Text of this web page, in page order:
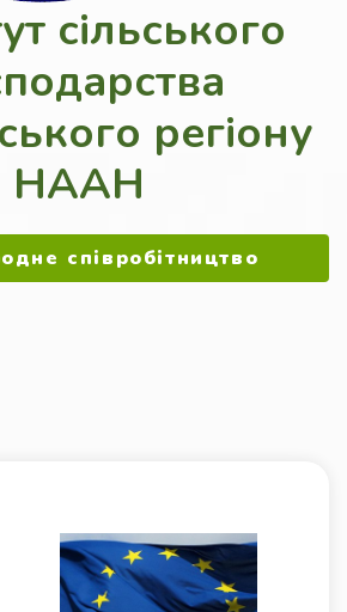
сільського
регіону
НААН
співробітництво